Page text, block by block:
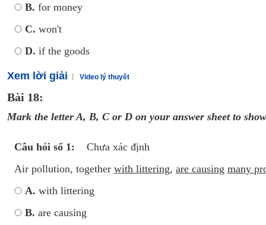
B. for money
C. won't
D. if the goods
Xem lời giải Video lý thuyết
Bài 18:
Mark the letter A, B, C or D on your answer sheet to
Câu hỏi số 1:
Chưa xác định
Air pollution, together with littering, are causing many
A. with littering
B. are causing